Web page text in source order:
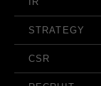
STRATEGY
CSR